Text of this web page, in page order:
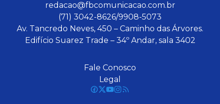
redacao@fbcomunicacao.com.br
(71) 3042-8626/9908-5073
Av. Tancredo Neves, 450 – Caminho das Árvores.
Edifício Suarez Trade – 34º Andar, sala 3402
Fale Conosco
Legal